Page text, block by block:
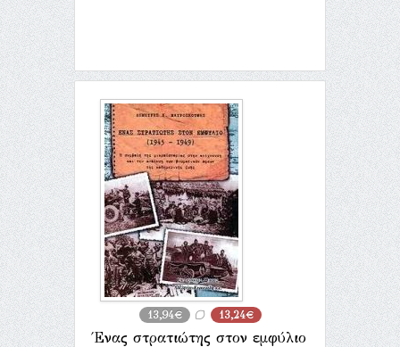
13,94€ 13,24€
Ένας στρατιώτης στον εμφύλιο